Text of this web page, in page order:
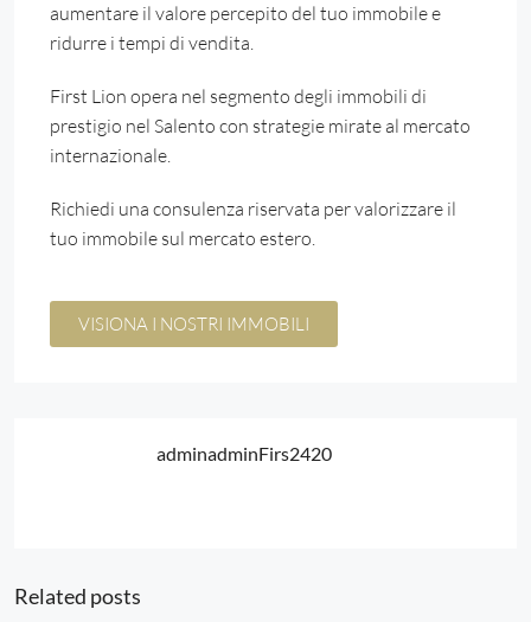
aumentare il valore percepito del tuo immobile e
ridurre i tempi di vendita.
First Lion opera nel segmento degli immobili di
prestigio nel Salento con strategie mirate al mercato
internazionale.
Richiedi una consulenza riservata per valorizzare il
tuo immobile sul mercato estero.
VISIONA I NOSTRI IMMOBILI
adminadminFirs2420
Related posts